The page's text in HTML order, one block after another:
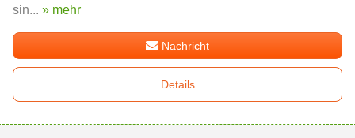
sin... » mehr
Nachricht
Details